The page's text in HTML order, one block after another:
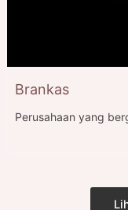
Brankas
Perusahaan yang